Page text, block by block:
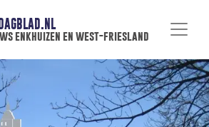
enkhuizen en west-friesland